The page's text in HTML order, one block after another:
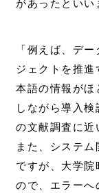
があったといい
「例えば、デ
ジェクトを推進
本語の情報がほ
しながら導入
の文献調査に近
また、システ
ですが、大学院
ので、エラーへ